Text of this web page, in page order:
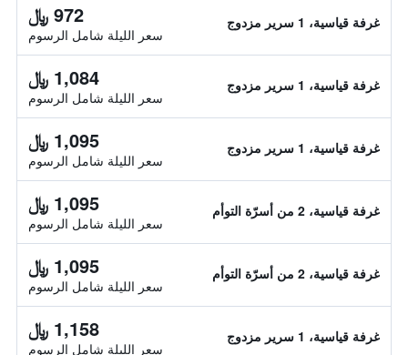
غرفة قياسية، 1 سرير مزدوج 972 ﷼
سعر الليلة شامل الرسوم
غرفة قياسية، 1 سرير مزدوج 1,084 ﷼
سعر الليلة شامل الرسوم
غرفة قياسية، 1 سرير مزدوج 1,095 ﷼
سعر الليلة شامل الرسوم
غرفة قياسية، 2 من أسرّة التوأم 1,095 ﷼
سعر الليلة شامل الرسوم
غرفة قياسية، 2 من أسرّة التوأم 1,095 ﷼
سعر الليلة شامل الرسوم
غرفة قياسية، 1 سرير مزدوج 1,158 ﷼
سعر الليلة شامل الرسوم